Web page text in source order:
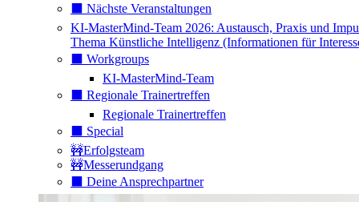
⬛️ Nächste Veranstaltungen
KI-MasterMind-Team 2026: Austausch, Praxis und
Thema Künstliche Intelligenz (Informationen für
⬛️ Workgroups
KI-MasterMind-Team
⬛️ Regionale Trainertreffen
Regionale Trainertreffen
⬛️ Special
🚧Erfolgsteam
🚧Messerundgang
⬛️ Deine Ansprechpartner